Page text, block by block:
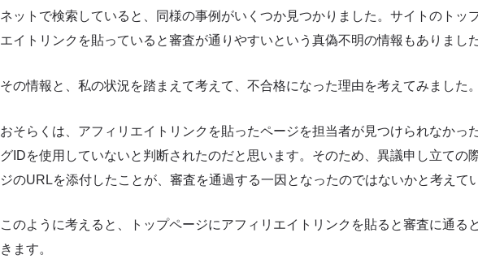
ネットで検索していると、同様の事例がいくつか見つかりました。サイトのトッ
エイトリンクを貼っていると審査が通りやすいという真偽不明の情報もありました
その情報と、私の状況を踏まえて考えて、不合格になった理由を考えてみました。
おそらくは、アフィリエイトリンクを貼ったページを担当者が見つけられなかっ
グIDを使用していないと判断されたのだと思います。そのため、異議申し立ての
ジのURLを添付したことが、審査を通過する一因となったのではないかと考えて
このように考えると、トップページにアフィリエイトリンクを貼ると審査に通る
きます。